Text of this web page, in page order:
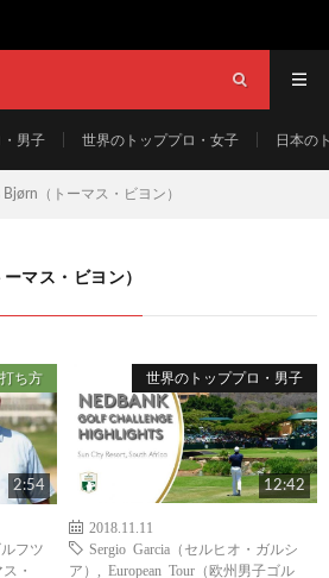
男子 世界のトッププロ・女子 日本の
Bjørn（トーマス・ビヨン）
マス・ビヨン）
ち方
2:54
フツ
・
世界のトッププロ・男子
12:42
2018.11.11
Sergio Garcia（セルヒオ・ガルシ
ア）
European Tour（欧州男子ゴル